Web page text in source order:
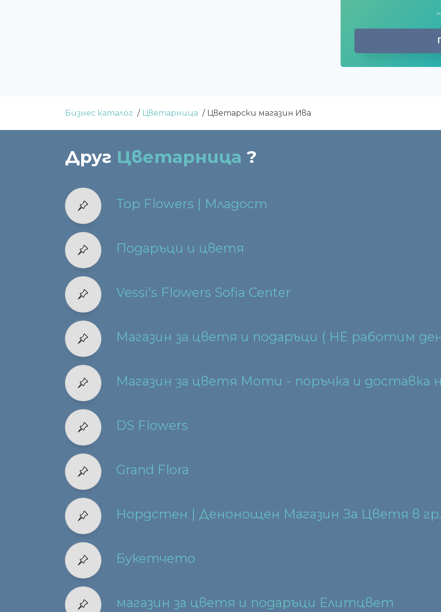
Бизнес каталог Цветарница Цветарски магазин Ива
Друг Цветарница ?
Top Flowers | Младост
Подаръци и цветя
Vessi's Flowers Sofia Center
Магазин за цветя и подаръци ( НЕ работим
Магазин за цветя Моти - поръчка и доставка
DS Flowers
Grand Flora
Нордстен | Денонощен Магазин За Цветя в
Букетчето
магазин за цветя и подаръци Елитцвет